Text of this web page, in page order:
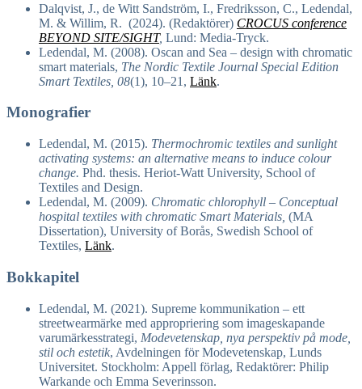
Dalqvist, J., de Witt Sandström, I., Fredriksson, C., Ledendal,
M. & Willim, R. (2024). (Redaktörer) CROCUS conference
BEYOND SITE/SIGHT, Lund: Media-Tryck.
Ledendal, M. (2008). Oscan and Sea – design with chromatic
smart materials, The Nordic Textile Journal Special Edition
Smart Textiles, 08(1), 10–21, Länk.
Monografier
Ledendal, M. (2015). Thermochromic textiles and sunlight
activating systems: an alternative means to induce colour
change. Phd. thesis. Heriot-Watt University, School of
Textiles and Design.
Ledendal, M. (2009). Chromatic chlorophyll – Conceptual
hospital textiles with chromatic Smart Materials, (MA
Dissertation), University of Borås, Swedish School of
Textiles, Länk.
Bokkapitel
Ledendal, M. (2021). Supreme kommunikation – ett
streetwearmärke med appropriering som imageskapande
varumärkesstrategi, Modevetenskap, nya perspektiv på mode,
stil och estetik, Avdelningen för Modevetenskap, Lunds
Universitet. Stockholm: Appell förlag, Redaktörer: Philip
Warkande och Emma Severinsson.